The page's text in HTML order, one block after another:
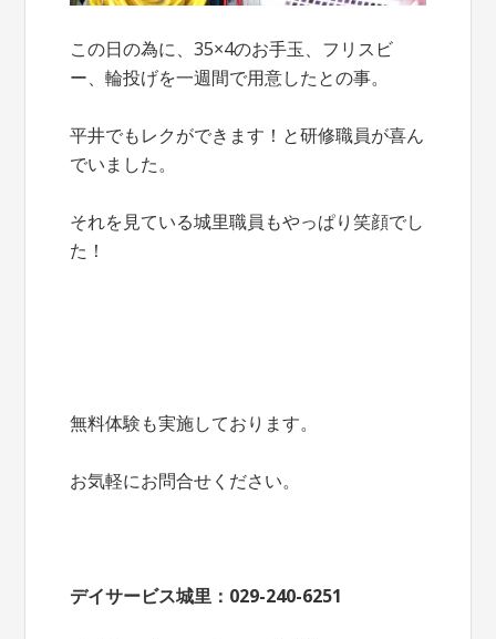
この日の為に、35×4のお手玉、フリスビ
ー、輪投げを一週間で用意したとの事。
平井でもレクができます！と研修職員が喜ん
でいました。
それを見ている城里職員もやっぱり笑顔でし
た！
無料体験も実施しております。
お気軽にお問合せください。
デイサービス城里：029-240-6251